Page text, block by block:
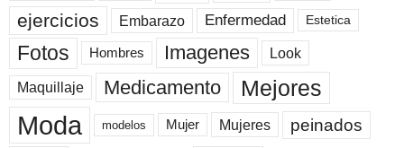
ejercicios Embarazo Enfermedad Estetica
Fotos Hombres Imagenes Look
Maquillaje Medicamento Mejores
Moda modelos Mujer Mujeres peinados